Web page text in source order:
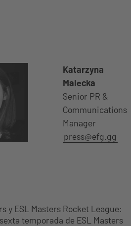
Katarzyna
Malecka
Senior PR &
Communications
Manager
press@efg.gg
y ESL Masters Rocket League:
temporada de ESL Masters